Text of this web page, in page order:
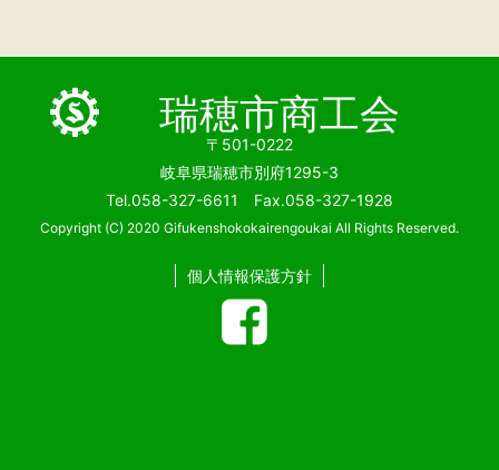
瑞穂市商工会
〒501-0222
岐阜県瑞穂市別府1295-3
Tel.058-327-6611 Fax.058-327-1928
Copyright (C) 2020 Gifukenshokokairengoukai All Rights Reserved.
個人情報保護方針